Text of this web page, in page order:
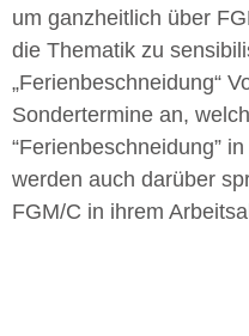
um ganzheitlich über
die Thematik zu
„Ferienbeschneidung“
Sondertermine an,
“Ferienbeschneidung”
werden auch darüber
FGM/C in ihrem